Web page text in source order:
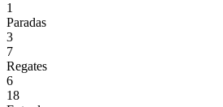
1
Paradas
3
7
Regates
6
18